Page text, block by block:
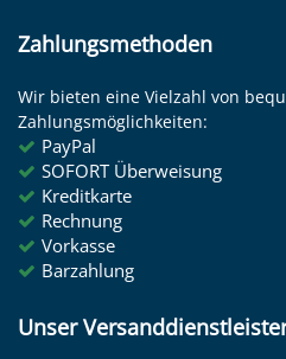
Zahlungsmethoden
Wir bieten eine Vielzahl von
Zahlungsmöglichkeiten:
PayPal
SOFORT Überweisung
Kreditkarte
Rechnung
Vorkasse
Barzahlung
Unser